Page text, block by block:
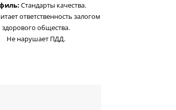
Стандарты качества.
ответственность залогом
здорового общества.
Не нарушает ПДД.